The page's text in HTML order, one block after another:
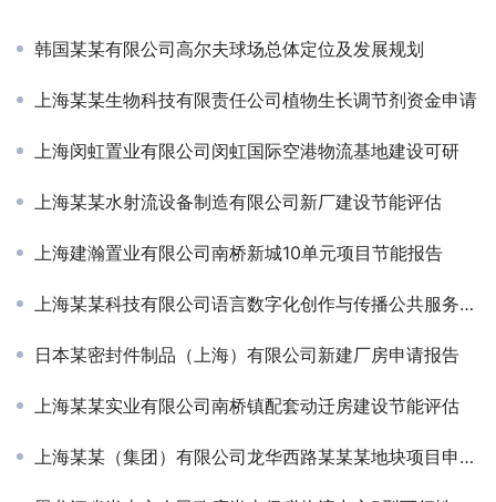
韩国某某有限公司高尔夫球场总体定位及发展规划
上海某某生物科技有限责任公司植物生长调节剂资金申请
上海闵虹置业有限公司闵虹国际空港物流基地建设可研
上海某某水射流设备制造有限公司新厂建设节能评估
上海建瀚置业有限公司南桥新城10单元项目节能报告
上海某某科技有限公司语言数字化创作与传播公共服务平台资金申请报告
日本某密封件制品（上海）有限公司新建厂房申请报告
上海某某实业有限公司南桥镇配套动迁房建设节能评估
上海某某（集团）有限公司龙华西路某某某地块项目申请报告